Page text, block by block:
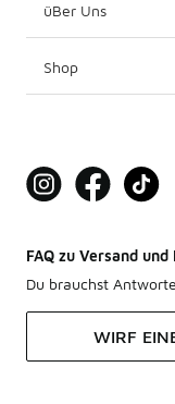
üBer Uns
Shop
FAQ zu Versand
Du brauchst
WIRF